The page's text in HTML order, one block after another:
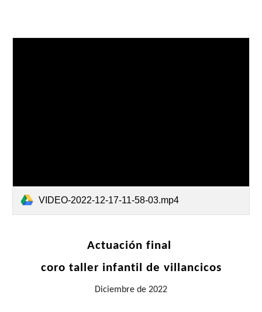
VIDEO-2022-12-17-11-58-03.mp4
Actuación final
coro ta ller infantil de villancicos
Diciembre de 2022